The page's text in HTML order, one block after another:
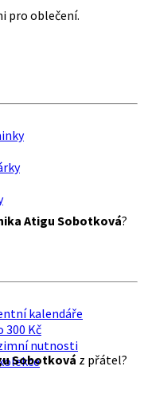
kalendáře
300 Kč
nutnosti
pro oblečení.
Atigu Sobotková?
Sobotková z přátel?